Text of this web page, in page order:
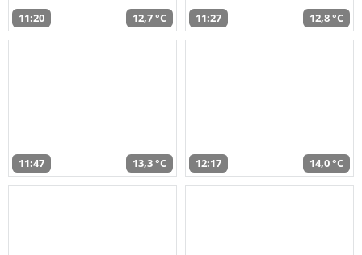
11:20 12,7 °C 11:27 12,8 °C
11:47 13,3 °C 12:17 14,0 °C